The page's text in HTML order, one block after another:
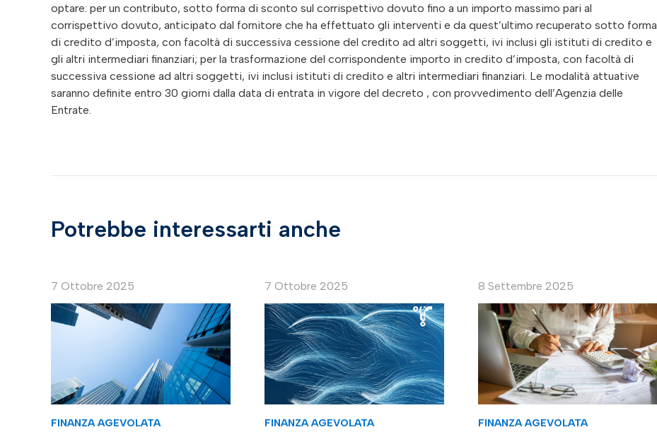
optare: per un contributo, sotto forma di sconto sul corrispettivo dovuto fino a un importo massimo pari al
corrispettivo dovuto, anticipato dal fornitore che ha effettuato gli interventi e da quest’ultimo recuperato sotto forma
di credito d’imposta, con facoltà di successiva cessione del credito ad altri soggetti, ivi inclusi gli istituti di credito e
gli altri intermediari finanziari; per la trasformazione del corrispondente importo in credito d’imposta, con facoltà di
successiva cessione ad altri soggetti, ivi inclusi istituti di credito e altri intermediari finanziari. Le modalità attuative
saranno definite entro 30 giorni dalla data di entrata in vigore del decreto , con provvedimento dell’Agenzia delle
Entrate.
Potrebbe interessarti anche
7 Ottobre 2025
FINANZA AGEVOLATA
7 Ottobre 2025
FINANZA AGEVOLATA
8 Settembre 2025
FINANZA AGEVOLATA